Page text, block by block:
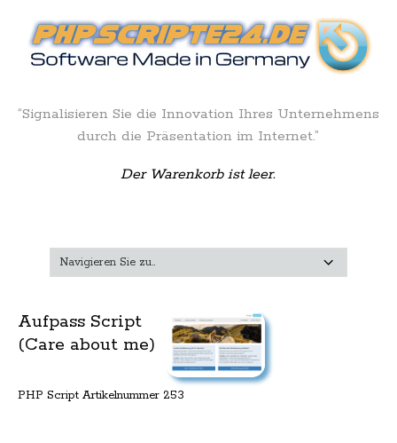
“Signalisieren Sie die Innovation Ihres Unternehmens
durch die Präsentation im Internet.”
Der Warenkorb ist leer.
Aufpass Script
(Care about me)
PHP Script Artikelnummer 253